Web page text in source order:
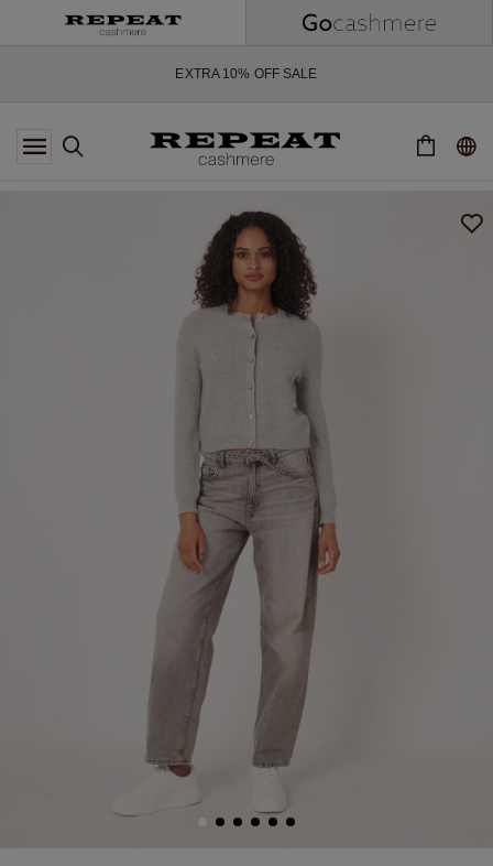
EXTRA 10% OFF SALE
*CETTE OFFRE EST VALABLE JUSQU'AU 12 AOÛT 2026
*EXCEPTIONS PEUVENT S'APPLIQUER
SAISON À VENIR
EXTRA 10% OFF SALE